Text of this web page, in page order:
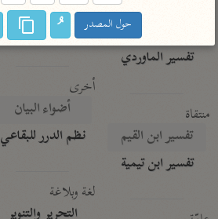
تفسير ابن الجوزي
تفسير الماوردي
منتقاة
تفسير ابن القيم
تفسير ابن تيمية
تفسير الرازي
أخرى
أضواء البيان
نظم الدرر للبقاعي
لغة وبلاغة
حول المصدر